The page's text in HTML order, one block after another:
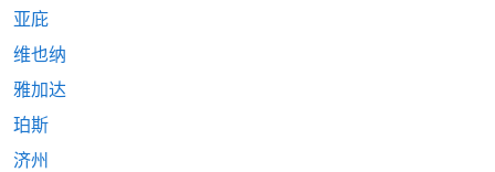
亚庇
维也纳
雅加达
珀斯
济州